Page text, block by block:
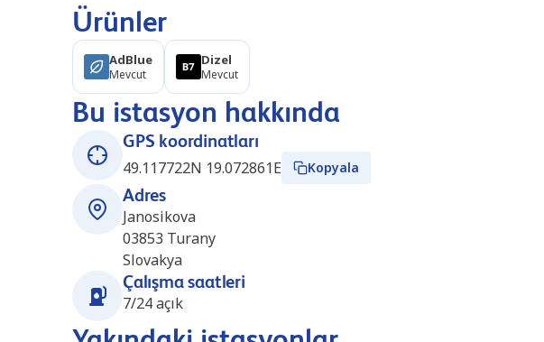
Ürünler
AdBlue
Mevcut
Dizel
Mevcut
Bu istasyon hakkında
GPS koordinatları
49.117722N 19.072861E
Kopyala
Adres
Janosikova
03853 Turany
Slovakya
Çalışma saatleri
7/24 açık